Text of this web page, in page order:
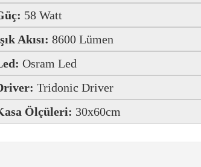
58 Watt
Akısı: 8600 Lümen
Osram Led
Tridonic Driver
Ölçüleri: 30x60cm